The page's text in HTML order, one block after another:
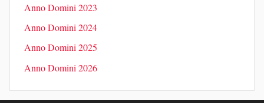
Anno Domini 2023
Anno Domini 2024
Anno Domini 2025
Anno Domini 2026